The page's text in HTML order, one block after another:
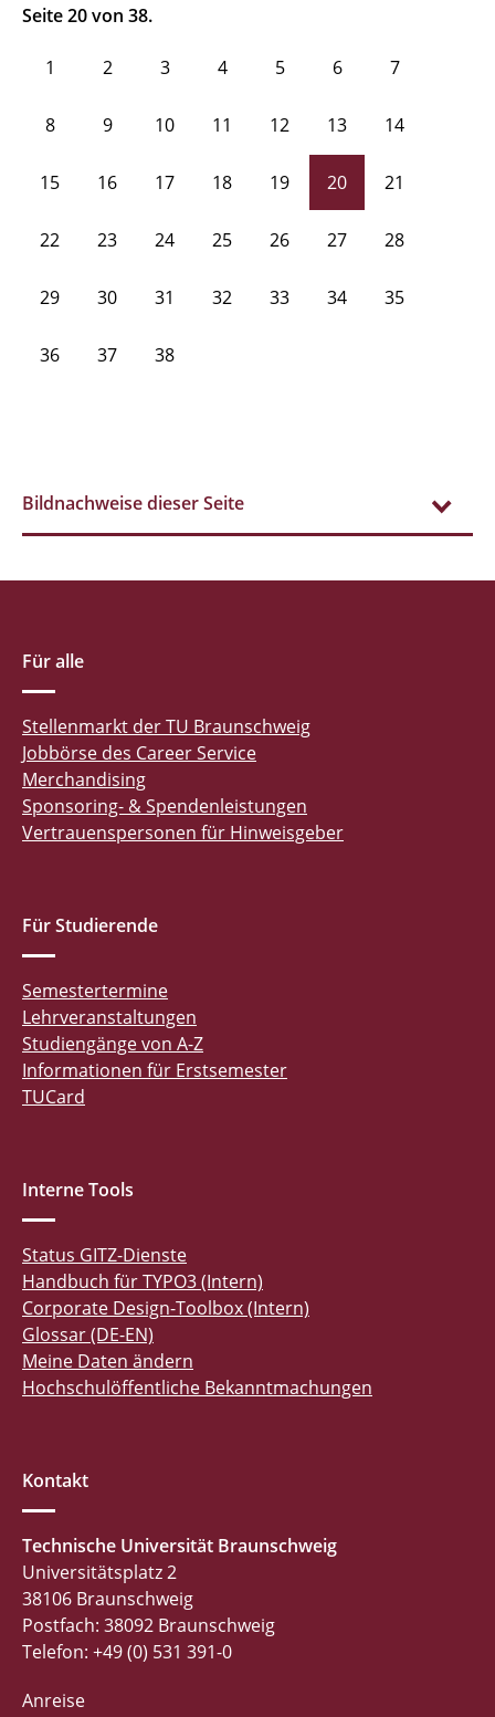
Seite 20 von 38.
1 2 3 4 5 6 7
8 9 10 11 12 13 14
15 16 17 18 19 20 21
22 23 24 25 26 27 28
29 30 31 32 33 34 35
36 37 38
Bildnachweise dieser Seite
Für alle
Stellenmarkt der TU Braunschweig
Jobbörse des Career Service
Merchandising
Sponsoring- & Spendenleistungen
Vertrauenspersonen für Hinweisgeber
Für Studierende
Semestertermine
Lehrveranstaltungen
Studiengänge von A-Z
Informationen für Erstsemester
TUCard
Interne Tools
Status GITZ-Dienste
Handbuch für TYPO3 (Intern)
Corporate Design-Toolbox (Intern)
Glossar (DE-EN)
Meine Daten ändern
Hochschulöffentliche Bekanntmachungen
Kontakt
Technische Universität Braunschweig
Universitätsplatz 2
38106 Braunschweig
Postfach: 38092 Braunschweig
Telefon: +49 (0) 531 391-0
Anreise